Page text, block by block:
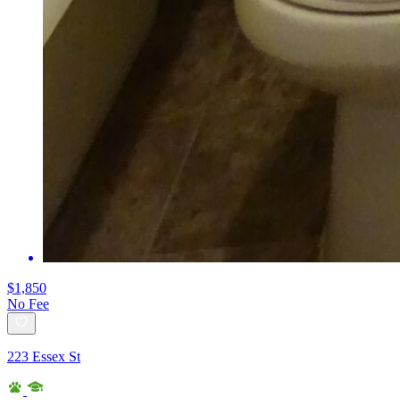
$1,850
No Fee
223 Essex St